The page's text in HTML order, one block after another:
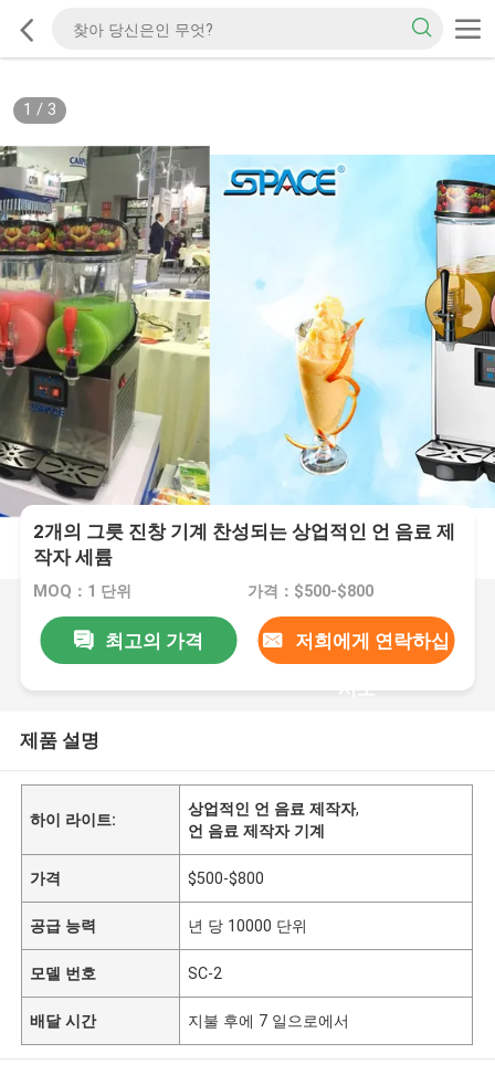
1 / 3
2개의 그릇 진창 기계 찬성되는 상업적인 언 음료 제
작자 세륨
MOQ：1 단위 가격：$500-$800
최고의 가격 저희에게 연락하십
시오
제품 설명
하이 라이트:
상업적인 언 음료 제작자,
언 음료 제작자 기계
가격 $500-$800
공급 능력 년 당 10000 단위
모델 번호 SC-2
배달 시간 지불 후에 7 일으로에서